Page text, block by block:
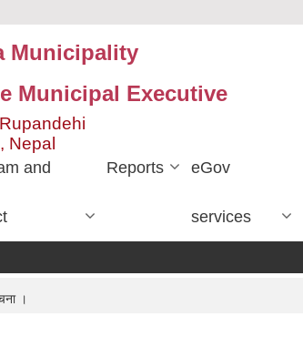
Municipality
Municipal Executive
Nepal
and Reports eGov
services
।